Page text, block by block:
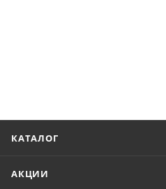
КАТАЛОГ
АКЦИИ